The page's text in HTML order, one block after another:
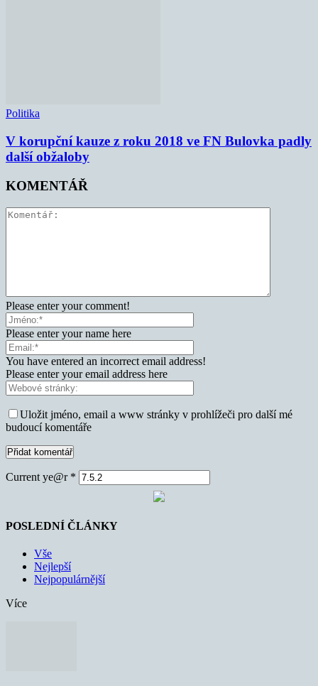
Politika
V korupční kauze z roku 2018 ve FN Bulovka padly
další obžaloby
KOMENTÁŘ
Please enter your comment!
Please enter your name here
You have entered an incorrect email address!
Please enter your email address here
Uložit jméno, email a www stránky v prohlížeči pro další mé
budoucí komentáře
Current ye@r *
POSLEDNÍ ČLÁNKY
Vše
Nejlepší
Nejpopulárnější
Více